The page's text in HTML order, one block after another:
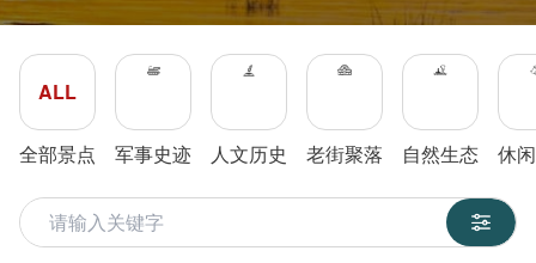
ALL
全部景点 军事史迹 人文历史 老街聚落 自然生态 休
關鍵字